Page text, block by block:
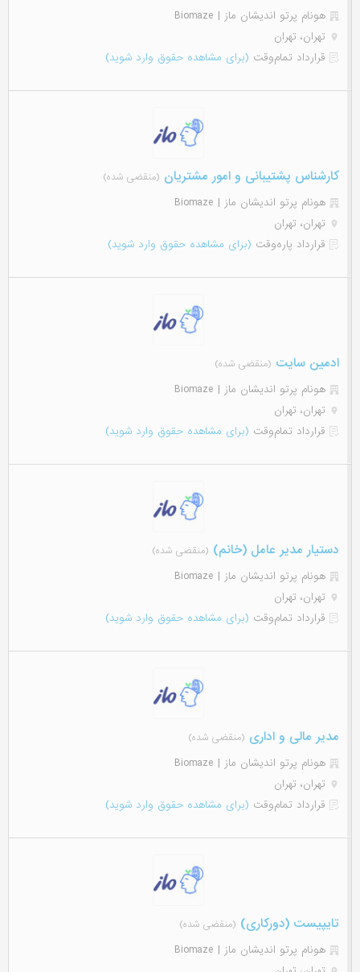
هونام پرتو اندیشان ماز | Biomaze
تهران، تهران
قرارداد تمام‌وقت (برای مشاهده حقوق وارد شوید)
کارشناس پشتیبانی و امور مشتریان (منقضی شده)
هونام پرتو اندیشان ماز | Biomaze
تهران، تهران
قرارداد پاره‌وقت (برای مشاهده حقوق وارد شوید)
ادمین سایت (منقضی شده)
هونام پرتو اندیشان ماز | Biomaze
تهران، تهران
قرارداد تمام‌وقت (برای مشاهده حقوق وارد شوید)
دستیار مدیر عامل (خانم) (منقضی شده)
هونام پرتو اندیشان ماز | Biomaze
تهران، تهران
قرارداد تمام‌وقت (برای مشاهده حقوق وارد شوید)
مدیر مالی و اداری (منقضی شده)
هونام پرتو اندیشان ماز | Biomaze
تهران، تهران
قرارداد تمام‌وقت (برای مشاهده حقوق وارد شوید)
تایپیست (دورکاری) (منقضی شده)
هونام پرتو اندیشان ماز | Biomaze